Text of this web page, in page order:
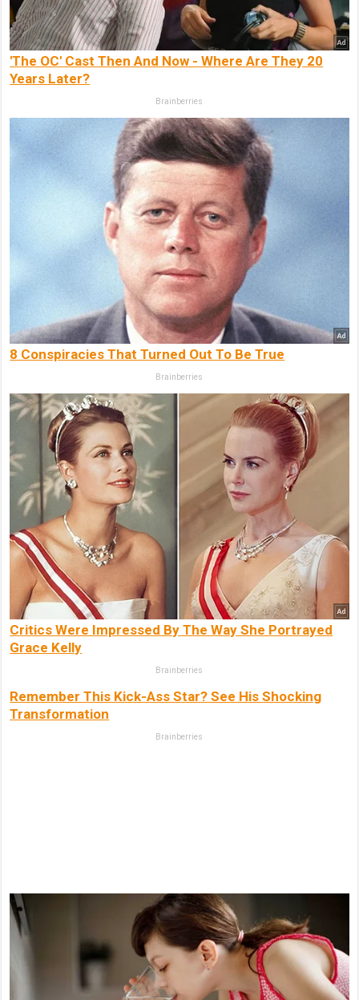
'The OC' Cast Then And Now - Where Are They 20
Years Later?
Brainberries
8 Conspiracies That Turned Out To Be True
Brainberries
Critics Were Impressed By The Way She Portrayed
Grace Kelly
Brainberries
Remember This Kick-Ass Star? See His Shocking
Transformation
Brainberries